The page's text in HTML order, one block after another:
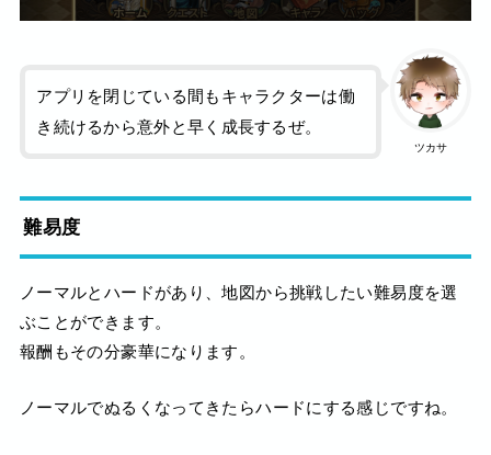
ツカサ
アプリを閉じている間もキャラクターは働
き続けるから意外と早く成長するぜ。
難易度
ノーマルとハードがあり、地図から挑戦したい難易度を選
ぶことができます。
報酬もその分豪華になります。
ノーマルでぬるくなってきたらハードにする感じですね。